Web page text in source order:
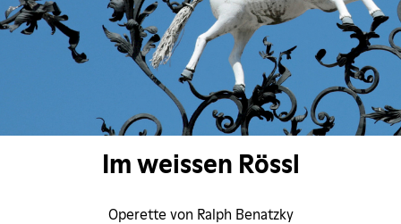
Im weissen Rössl
Operette von Ralph Benatzky